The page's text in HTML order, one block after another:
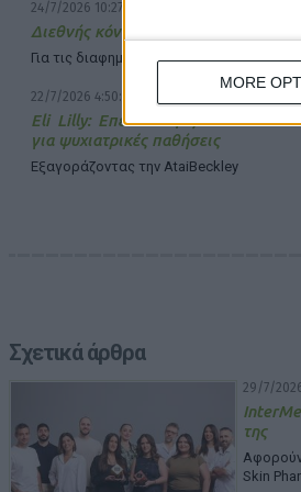
MORE
24/7/2026 10:27:57 πμ
Διεθνής κόντρα Novo Nordisk – Eli
Για τις διαφημίσεις των φαρμάκων GLP-1
22/7/2026 4:50:39 μμ
Eli Lilly: Επενδύει $2,8 δισ. σε
για ψυχιατρικές παθήσεις
Εξαγοράζοντας την AtaiBeckley
Σχετικά άρθρα
29/7/
της
Skin